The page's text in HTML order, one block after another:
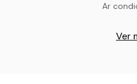
Ar
Ver